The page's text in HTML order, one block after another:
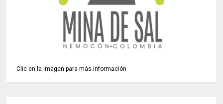
Clic en la imagen para más información